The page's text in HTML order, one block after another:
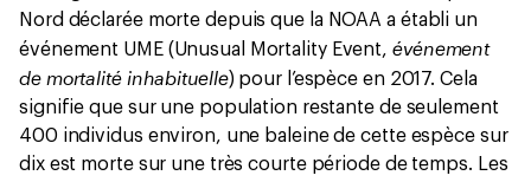
Nord déclarée morte depuis que la NOAA a établi un
événement UME (Unusual Mortality Event, événement
de mortalité inhabituelle) pour l’espèce en 2017. Cela
signifie que sur une population restante de seulement
400 individus environ, une baleine de cette espèce sur
dix est morte sur une très courte période de temps. Les